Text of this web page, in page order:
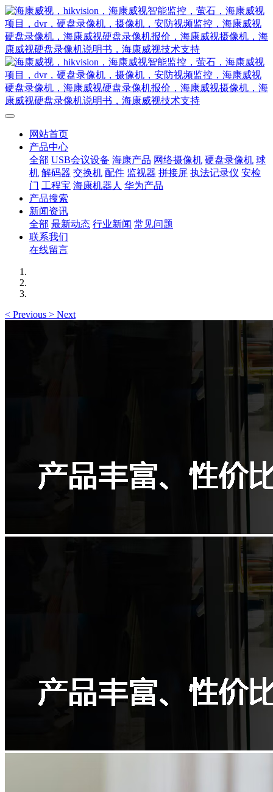
网站首页
产品中心
全部 USB会议设备 海康产品 网络摄像机 硬盘录像机 球
机 解码器 交换机 配件 监视器 拼接屏 执法记录仪 安检
门 工程宝 海康机器人 华为产品
产品搜索
新闻资讯
全部 最新动态 行业新闻 常见问题
联系我们
在线留言
< Previous > Next